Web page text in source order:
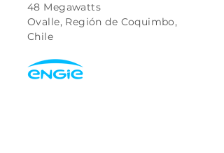
48 Megawatts
Ovalle, Región de Coquimbo,
Chile